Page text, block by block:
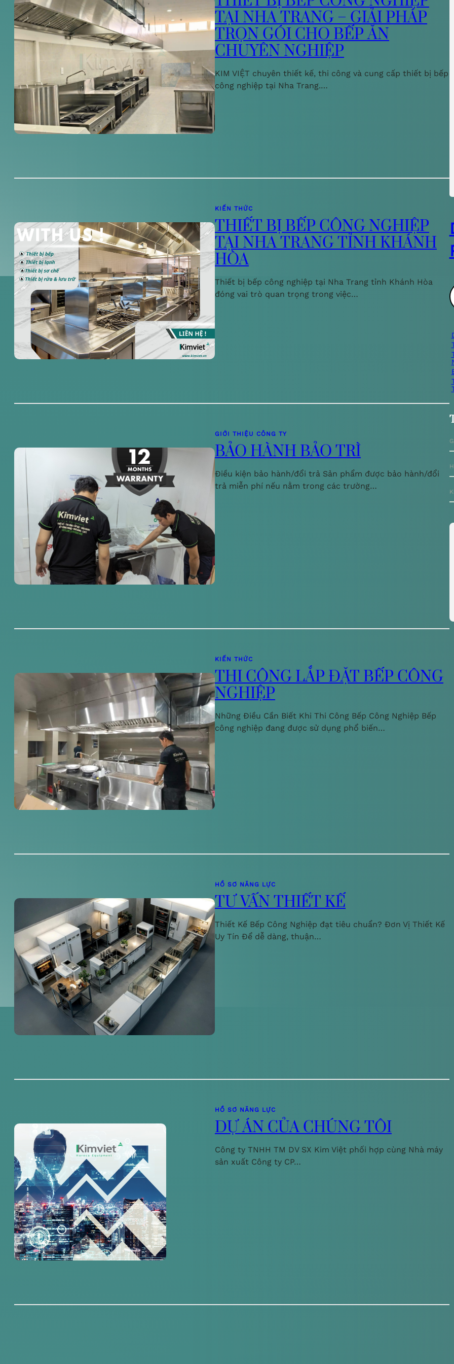
TẠI NHA TRANG – GIẢI PHÁP
TRỌN GÓI CHO BẾP ĂN
CHUYÊN NGHIỆP
KIM VIỆT chuyên thiết kế, thi công và cung cấp thiết bị bếp
công nghiệp tại Nha Trang.…
KIẾN THỨC
THIẾT BỊ BẾP CÔNG NGHIỆP
TẠI NHA TRANG TỈNH KHÁNH
HÒA
Thiết bị bếp công nghiệp tại Nha Trang tỉnh Khánh Hòa
đóng vai trò quan trọng trong việc…
GIỚI THIỆU CÔNG TY
BẢO HÀNH BẢO TRÌ
Điều kiện bảo hành/đổi trả Sản phẩm được bảo hành/đổi
trả miễn phí nếu nằm trong các trường…
KIẾN THỨC
THI CÔNG LẮP ĐẶT BẾP CÔNG
NGHIỆP
Những Điều Cần Biết Khi Thi Công Bếp Công Nghiệp Bếp
công nghiệp đang được sử dụng phổ biến…
HỒ SƠ NĂNG LỰC
TƯ VẤN THIẾT KẾ
Thiết Kế Bếp Công Nghiệp đạt tiêu chuẩn? Đơn Vị Thiết Kế
Uy Tín Để dễ dàng, thuận…
HỒ SƠ NĂNG LỰC
DỰ ÁN CỦA CHÚNG TÔI
Công ty TNHH TM DV SX Kim Việt phối hợp cùng Nhà máy
sản xuất Công ty CP…
i